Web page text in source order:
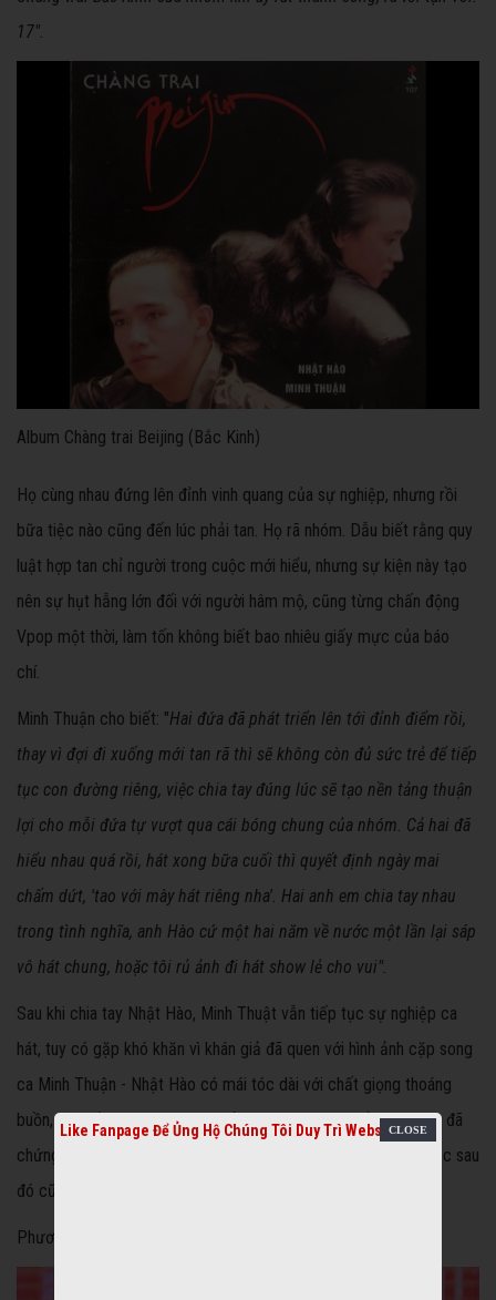
17".
Album Chàng trai Beijing (Bắc Kinh)
Họ cùng nhau đứng lên đỉnh vinh quang của sự nghiệp, nhưng rồi
bữa tiệc nào cũng đến lúc phải tan. Họ rã nhóm. Dẫu biết rằng quy
luật hợp tan chỉ người trong cuộc mới hiểu, nhưng sự kiện này tạo
nên sự hụt hẫng lớn đối với người hâm mộ, cũng từng chấn động
Vpop một thời, làm tốn không biết bao nhiêu giấy mực của báo
chí.
Minh Thuận cho biết: "Hai đứa đã phát triển lên tới đỉnh điểm rồi,
thay vì đợi đi xuống mới tan rã thì sẽ không còn đủ sức trẻ để tiếp
tục con đường riêng, việc chia tay đúng lúc sẽ tạo nền tảng thuận
lợi cho mỗi đứa tự vượt qua cái bóng chung của nhóm. Cả hai đã
hiểu nhau quá rồi, hát xong bữa cuối thì quyết định ngày mai
chấm dứt, 'tao với mày hát riêng nha'. Hai anh em chia tay nhau
trong tình nghĩa, anh Hào cứ một hai năm về nước một lần lại sáp
vô hát chung, hoặc tôi rủ ảnh đi hát show lẻ cho vui".
Sau khi chia tay Nhật Hào, Minh Thuật vẫn tiếp tục sự nghiệp ca
hát, tuy có gặp khó khăn vì khán giả đã quen với hình ảnh cặp song
ca Minh Thuận - Nhật Hào có mái tóc dài với chất giọng thoáng
buồn, lãng tử ngày nào. Nhưng rồi sự nghiệp cũng ổn định, anh đã
chứng minh bản thân có thể hát solo, những sản phẩm âm nhạc sau
đó cũng chất lượng hơn hẳn.
Phương Thanh - Tri kỉ trong âm nhạc
Like Fanpage Để Ủng Hộ Chúng Tôi Duy Trì Website